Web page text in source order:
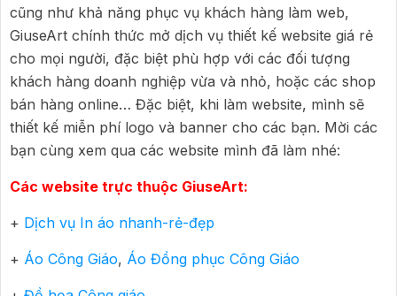
cũng như khả năng phục vụ khách hàng làm web,
GiuseArt chính thức mở dịch vụ thiết kế website giá rẻ
cho mọi người, đặc biệt phù hợp với các đối tượng
khách hàng doanh nghiệp vừa và nhỏ, hoặc các shop
bán hàng online… Đặc biệt, khi làm website, mình sẽ
thiết kế miễn phí logo và banner cho các bạn. Mời các
bạn cùng xem qua các website mình đã làm nhé:
Các website trực thuộc GiuseArt:
+ Dịch vụ In áo nhanh-rẻ-đẹp
+ Áo Công Giáo, Áo Đồng phục Công Giáo